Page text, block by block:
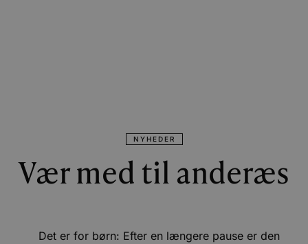
NYHEDER
Vær med til anderæs
Det er for børn: Efter en længere pause er den